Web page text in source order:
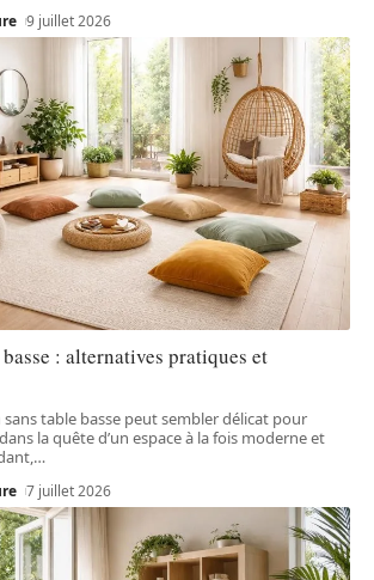
9 juillet 2026
: alternatives pratiques et
table basse peut sembler délicat pour
la quête d’un espace à la fois moderne et
…
7 juillet 2026